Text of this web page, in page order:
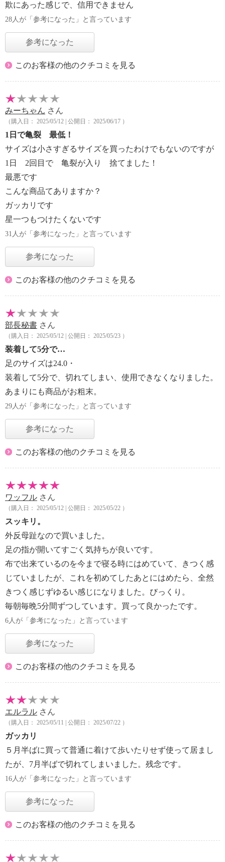
欺にあった感じで、信用できません
28人が「参考になった」と言っています
参考になった
このお客様の他のクチコミを見る
みーちゃん さん
（購入日： 2025/05/12 | 公開日： 2025/06/17 ）
1日で亀裂 最低！
サイズは小さすぎるサイズを買ったわけでもないのですが
1日 2回目で 亀裂が入り 捨てました！
最悪です
こんな商品てありますか？
ガッカリです
星一つもつけたくないです
31人が「参考になった」と言っています
参考になった
このお客様の他のクチコミを見る
部長秘書 さん
（購入日： 2025/05/12 | 公開日： 2025/05/23 ）
装着して5分で…
足のサイズは24.0・
装着して5分で、切れてしまい、使用できなくなりました。
あまりにも商品がお粗末。
29人が「参考になった」と言っています
参考になった
このお客様の他のクチコミを見る
ワッフル さん
（購入日： 2025/05/12 | 公開日： 2025/05/22 ）
スッキリ。
外反母趾なので買いました。
足の指が開いてすごく気持ちが良いです。
布で出来ているのを今まで寝る時にはめていて、きつく感
じていましたが、これを初めてしたあとにはめたら、全然
きつく感じずゆるい感じになりました。びっくり。
毎朝毎晩5分間ずつしています。買って良かったです。
6人が「参考になった」と言っています
参考になった
このお客様の他のクチコミを見る
エルラル さん
（購入日： 2025/05/11 | 公開日： 2025/07/22 ）
ガッカリ
５月半ばに買って普通に着けて歩いたりせず使って居まし
たが、7月半ばで切れてしまいました。残念です。
16人が「参考になった」と言っています
参考になった
このお客様の他のクチコミを見る